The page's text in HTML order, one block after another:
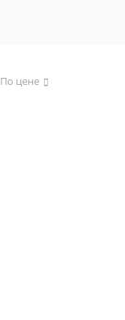
По цене